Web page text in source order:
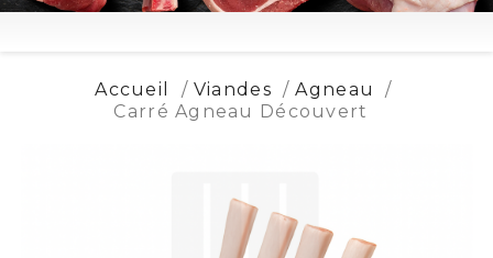
Accueil Viandes
Agneau
Carré Agneau Découvert